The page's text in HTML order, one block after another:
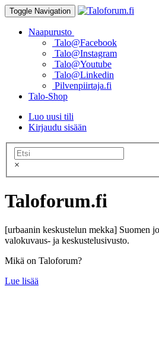
Toggle Navigation
Naapurusto
Talo@Facebook
Talo@Instagram
Talo@Youtube
Talo@Linkedin
Pilvenpiirtaja.fi
Talo-Shop
Luo uusi tili
Kirjaudu sisään
×
Taloforum.fi
[urbaanin keskustelun mekka] Suomen
valokuvaus- ja keskustelusivusto.
Mikä on Taloforum?
Lue lisää